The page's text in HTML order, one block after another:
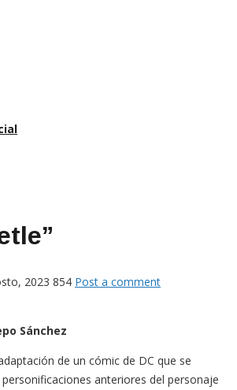
2023 854 Post a comment
Sánchez
de un cómic de DC que se
anteriores del personaje